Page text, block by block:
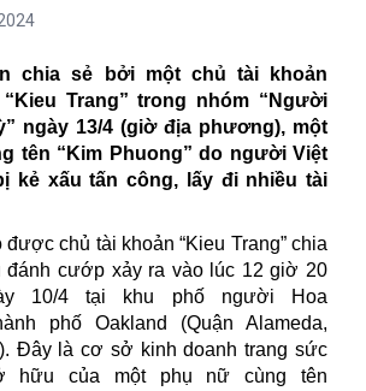
chia sẻ bởi một chủ tài khoản
“Kieu Trang” trong nhóm “Người
ngày 13/4 (giờ địa phương), một
tên “Kim Phuong” do người Việt
kẻ xấu tấn công, lấy đi nhiều tài
chủ tài khoản “Kieu Trang” chia
đánh cướp xảy ra vào lúc 12 giờ 20
10/4 tại khu phố người Hoa
phố Oakland (Quận Alameda,
). Đây là cơ sở kinh doanh trang sức
hữu của một phụ nữ cùng tên